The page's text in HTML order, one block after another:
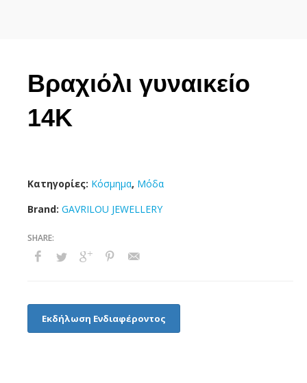
Βραχιόλι γυναικείο
14Κ
Κατηγορίες: Κόσμημα, Μόδα
Brand: GAVRILOU JEWELLERY
Εκδήλωση Ενδιαφέροντος